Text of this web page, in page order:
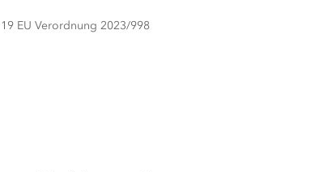
EU Verordnung 2023/998